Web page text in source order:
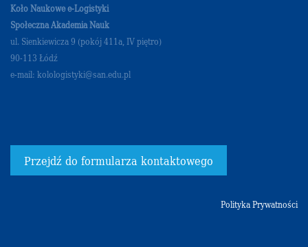
Koło Naukowe e-Logistyki
Społeczna Akademia Nauk
ul. Sienkiewicza 9 (pokój 411a, IV piętro)
90-113 Łódź
e-mail: kolologistyki@san.edu.pl
Przejdź do formularza kontaktowego
Polityka Prywatności